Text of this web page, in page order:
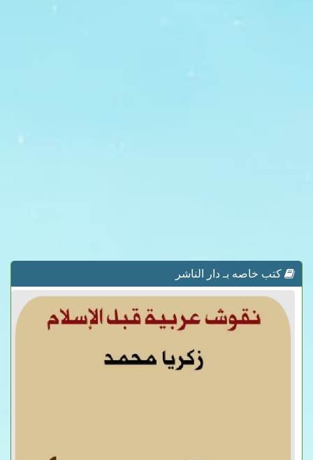
كتب خاصه بـ دار الناشر